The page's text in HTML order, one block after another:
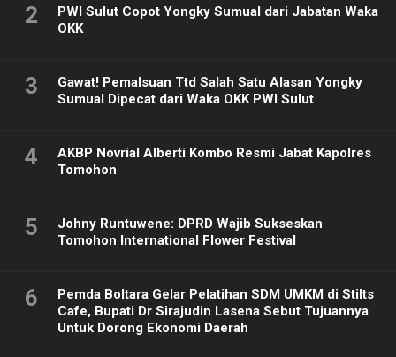
2
PWI Sulut Copot Yongky Sumual dari Jabatan Waka
OKK
3
Gawat! Pemalsuan Ttd Salah Satu Alasan Yongky
Sumual Dipecat dari Waka OKK PWI Sulut
4
AKBP Novrial Alberti Kombo Resmi Jabat Kapolres
Tomohon
5
Johny Runtuwene: DPRD Wajib Sukseskan
Tomohon International Flower Festival
6
Pemda Boltara Gelar Pelatihan SDM UMKM di Stilts
Cafe, Bupati Dr Sirajudin Lasena Sebut Tujuannya
Untuk Dorong Ekonomi Daerah